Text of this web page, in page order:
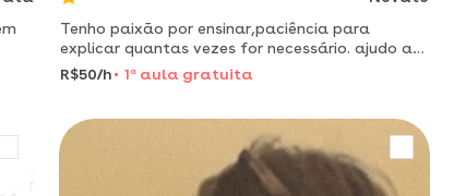
Tenho paixão por ensinar,paciência para
explicar quantas vezes for necessário. ajudo a
desenvolver confiança e autonomia no
aprendizado.vamos começar?
R$50/h 1 a aula gratuita